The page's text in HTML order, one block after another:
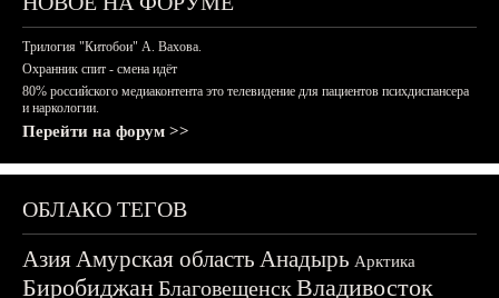
Трилогия "Китобои" А. Вахова.
Охранник спит - смена идёт
80% российского медиаконтента это телевидение для пациентов психдиспансера
и наркологии.
Перейти на форум >>
ОБЛАКО ТЕГОВ
АзияАмурская область Анадырь Арктика
БиробиджанБлаговещенскВладивосток